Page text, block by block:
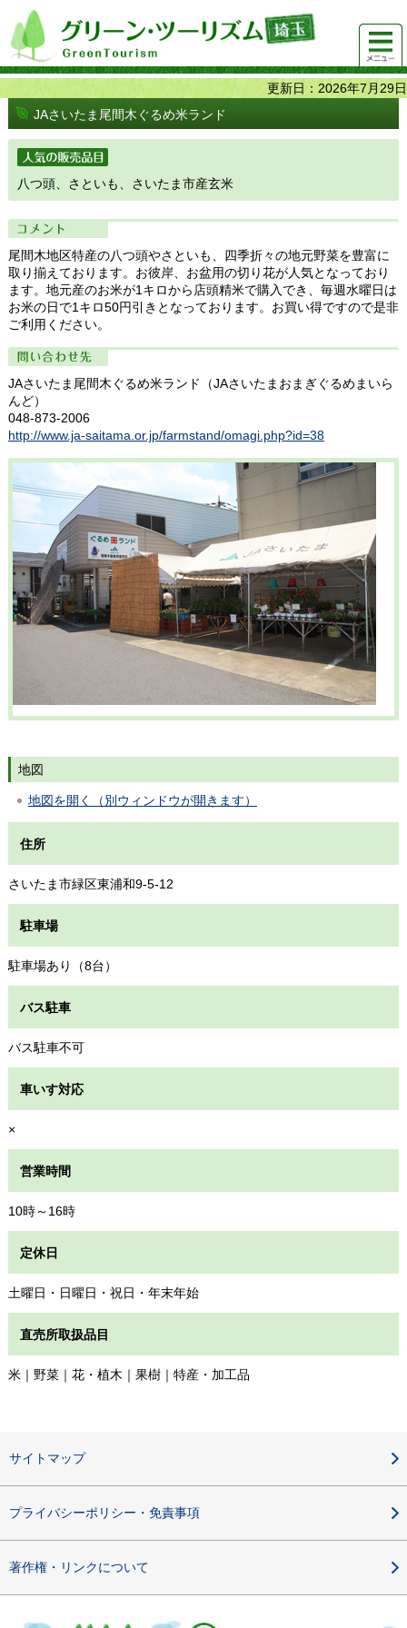
グリーンツーリズム埼玉 緑豊かな農山村で 楽しく！
美味しく！
メニュ
ー
更新日：2026年7月29日
JAさいたま尾間木ぐるめ米ランド
人気の販売品目
八つ頭、さといも、さいたま市産玄米
コメント
尾間木地区特産の八つ頭やさといも、四季折々の地元野菜を豊富に
取り揃えております。お彼岸、お盆用の切り花が人気となっており
ます。地元産のお米が1キロから店頭精米で購入でき、毎週水曜日は
お米の日で1キロ50円引きとなっております。お買い得ですので是非
ご利用ください。
問い合わせ先
JAさいたま尾間木ぐるめ米ランド（JAさいたまおまぎぐるめまいら
んど）
048-873-2006
http://www.ja-saitama.or.jp/farmstand/omagi.php?id=38
地図
地図を開く（別ウィンドウが開きます）
住所
さいたま市緑区東浦和9-5-12
駐車場
駐車場あり（8台）
バス駐車
バス駐車不可
車いす対応
×
営業時間
10時～16時
定休日
土曜日・日曜日・祝日・年末年始
直売所取扱品目
米｜野菜｜花・植木｜果樹｜特産・加工品
サイトマップ
プライバシーポリシー・免責事項
著作権・リンクについて